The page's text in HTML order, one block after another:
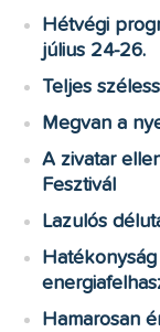
Hétvégi
július 24-26.
Teljes
Megvan a
A zivatar
Fesztivál
Lazulós
Hamarosan